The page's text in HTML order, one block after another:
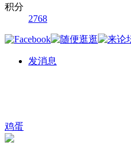
积分
2768
发消息
鸡蛋